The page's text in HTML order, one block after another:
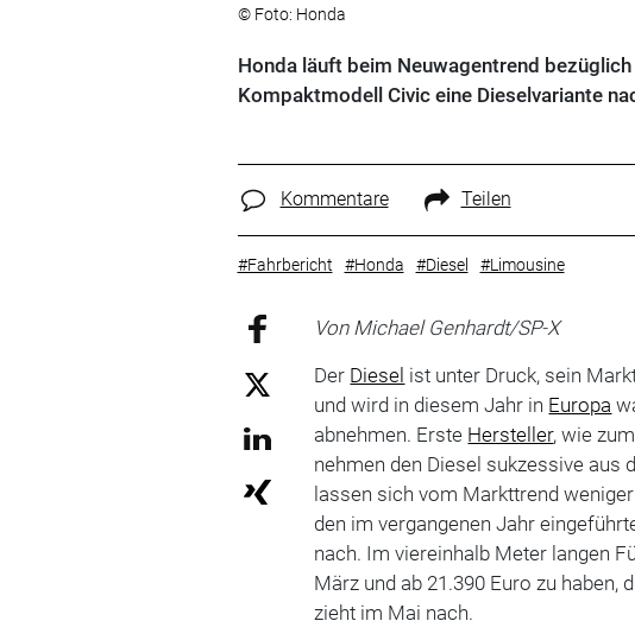
© Foto: Honda
Honda läuft beim Neuwagentrend
Kompaktmodell Civic eine Dieselvariante
Kommentare Teilen
#Fahrbericht #Honda #Diesel #Limousine
Von Michael Genhardt/SP-X
Der Diesel ist unter Druck, sein
und wird in diesem Jahr in Europa
abnehmen. Erste Hersteller, wie
nehmen den Diesel sukzessive
lassen sich vom Markttrend
den im vergangenen Jahr
nach. Im viereinhalb Meter langen
März und ab 21.390 Euro zu haben,
zieht im Mai nach.